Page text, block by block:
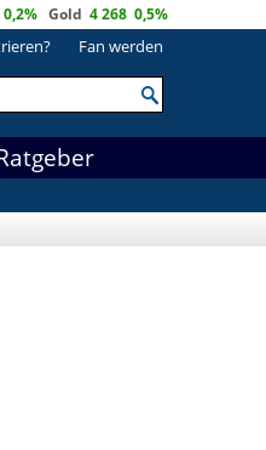
0,2% Gold 4 268 0,5%
Fan werden